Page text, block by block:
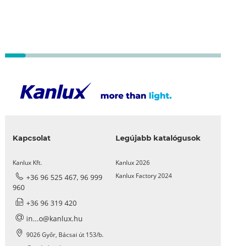
Kapcsolat
Kanlux Kft.
+36 96 525 467, 96 999
960
+36 96 319 420
in...o@kanlux.hu
9026 Győr, Bácsai út 153/b.
Legújabb katalógusok
Kanlux 2026
Kanlux Factory 2024